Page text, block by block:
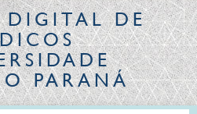
Legislação
Canais
DIGITALDE
PARANÁ